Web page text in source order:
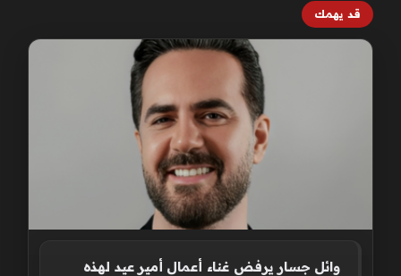
قد يهمك
وائل جسار يرفض غناء أعمال أمير عيد لهذه